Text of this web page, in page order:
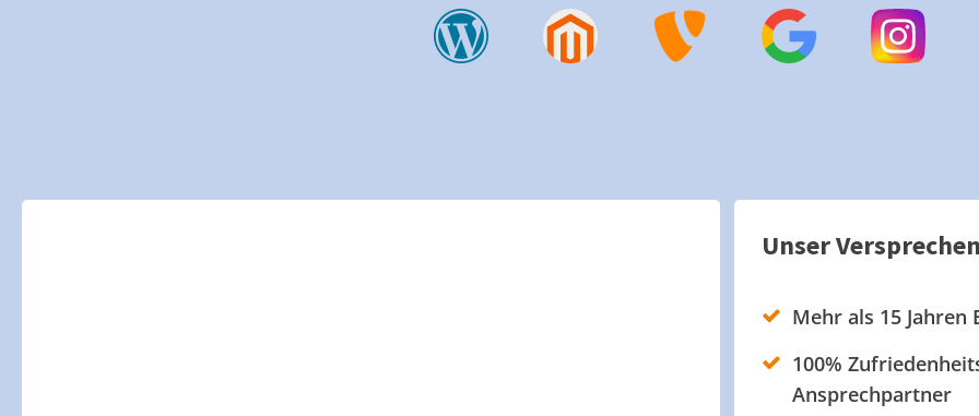
Unser
Mehr als 15
100%
Ansprechpartner